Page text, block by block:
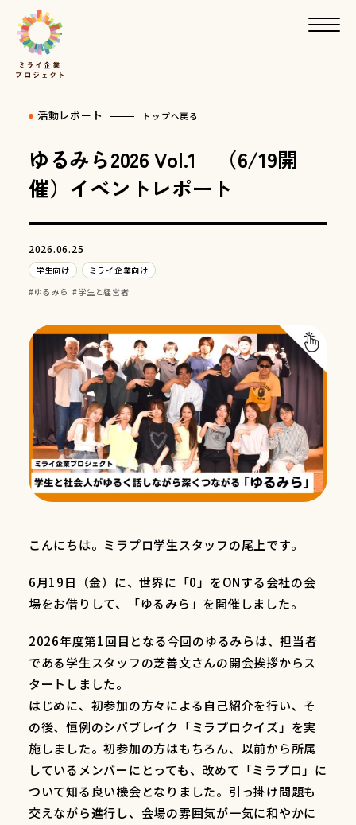
活動レポート トップへ戻る
ゆるみら2026 Vol.1 （6/19開
催）イベントレポート
2026.06.25
学生向け
ミライ企業向け
ゆるみら
学生と経営者
こんにちは。ミラプロ学生スタッフの尾上です。
6月19日（金）に、世界に「0」をONする会社の会
場をお借りして、「ゆるみら」を開催しました。
2026年度第1回目となる今回のゆるみらは、担当者
である学生スタッフの芝善文さんの開会挨拶からス
タートしました。
はじめに、初参加の方々による自己紹介を行い、そ
の後、恒例のシバブレイク「ミラプロクイズ」を実
施しました。初参加の方はもちろん、以前から所属
しているメンバーにとっても、改めて「ミラプロ」に
ついて知る良い機会となりました。引っ掛け問題も
交えながら進行し、会場の雰囲気が一気に和やかに